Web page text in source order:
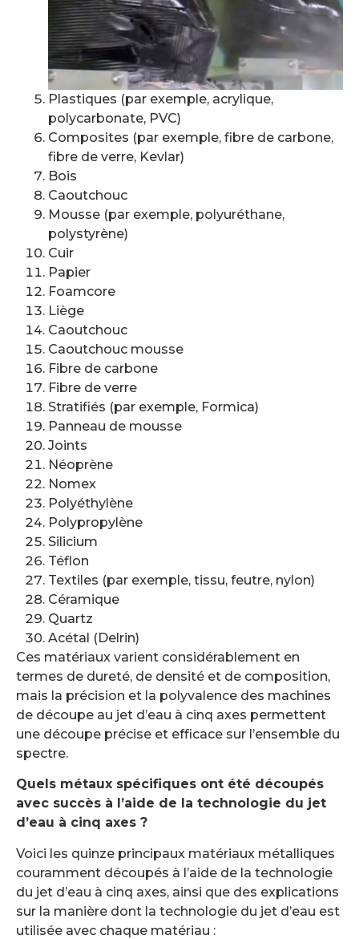
Plastiques (par exemple, acrylique,
polycarbonate, PVC)
Composites (par exemple, fibre de carbone,
fibre de verre, Kevlar)
Bois
Caoutchouc
Mousse (par exemple, polyuréthane,
polystyrène)
Cuir
Papier
Foamcore
Liège
Caoutchouc
Caoutchouc mousse
Fibre de carbone
Fibre de verre
Stratifiés (par exemple, Formica)
Panneau de mousse
Joints
Néoprène
Nomex
Polyéthylène
Polypropylène
Silicium
Téflon
Textiles (par exemple, tissu, feutre, nylon)
Céramique
Quartz
Acétal (Delrin)
Ces matériaux varient considérablement en
termes de dureté, de densité et de composition,
mais la précision et la polyvalence des machines
de découpe au jet d’eau à cinq axes permettent
une découpe précise et efficace sur l’ensemble du
spectre.
Quels métaux spécifiques ont été découpés
avec succès à l’aide de la technologie du jet
d’eau à cinq axes ?
Voici les quinze principaux matériaux métalliques
couramment découpés à l’aide de la technologie
du jet d’eau à cinq axes, ainsi que des explications
sur la manière dont la technologie du jet d’eau est
utilisée avec chaque matériau :